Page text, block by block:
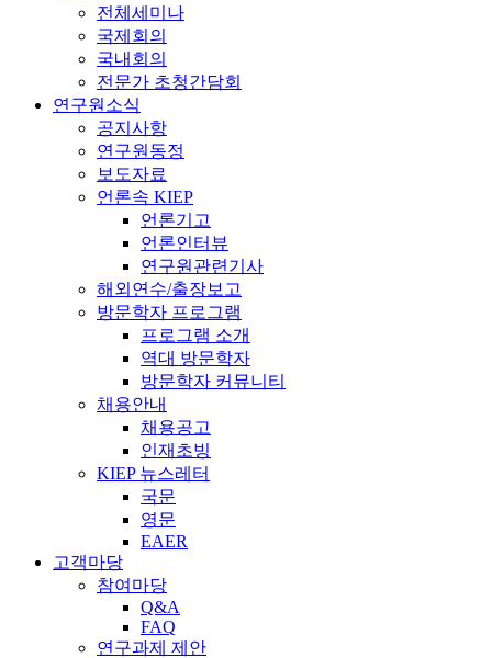
전체세미나
국제회의
국내회의
전문가 초청간담회
연구원소식
공지사항
연구원동정
보도자료
언론속 KIEP
언론기고
언론인터뷰
연구원관련기사
해외연수/출장보고
방문학자 프로그램
프로그램 소개
역대 방문학자
방문학자 커뮤니티
채용안내
채용공고
인재초빙
KIEP 뉴스레터
국문
영문
EAER
고객마당
참여마당
Q&A
FAQ
연구과제 제안